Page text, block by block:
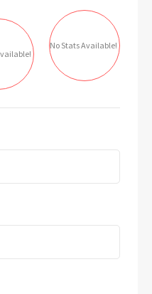
No Stats Available!